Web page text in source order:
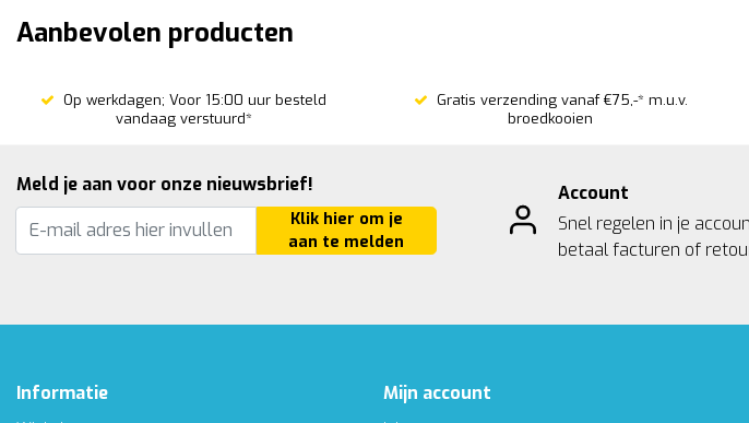
Aanbevolen producten
Op werkdagen; Voor 15:00 uur besteld
vandaag verstuurd*
Gratis verzending vanaf €75,-* m.u.v.
broedkooien
Meld je aan voor onze nieuwsbrief!
Klik hier om je
aan te melden
Account
Snel regelen in je
betaal facturen of
Informatie Mijn account